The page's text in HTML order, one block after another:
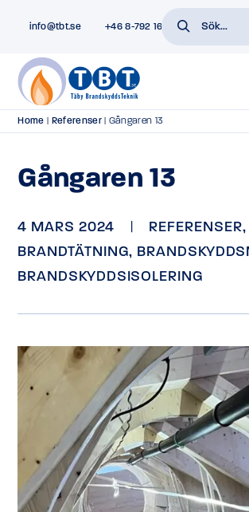
info@tbt.se +46 8-792 16 01
Home Referenser| Gångaren 13
Gångaren 13
4 MARS 2024 REFERENSER,
BRANDTÄTNING,
BRANDSKYDDSISOLERING